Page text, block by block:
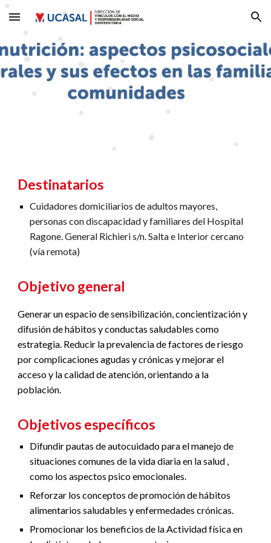
Skip to main content Skip to navigation
Destinatarios
Cuidadores domiciliarios de adultos mayores,
personas con discapacidad y familiares del Hospital
Ragone. General Richieri s/n. Salta e Interior cercano
(vía remota)
Objetivo general
Generar un espacio de sensibilización, concientización y
difusión de hábitos y conductas saludables como
estrategia. Reducir la prevalencia de factores de riesgo
por complicaciones agudas y crónicas y mejorar el
acceso y la calidad de atención, orientando a la
población.
Objetivos específicos
Difundir pautas de autocuidado para el manejo de
situaciones comunes de la vida diaria en la salud ,
como los aspectos psico emocionales.
Reforzar los conceptos de promoción de hábitos
alimentarios saludables y enfermedades crónicas.
Promocionar los beneficios de la Actividad física en